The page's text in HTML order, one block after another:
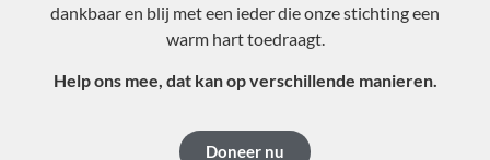
dankbaar en blij met een ieder die onze stichting een
warm hart toedraagt.
Help ons mee, dat kan op verschillende manieren.
Doneer nu